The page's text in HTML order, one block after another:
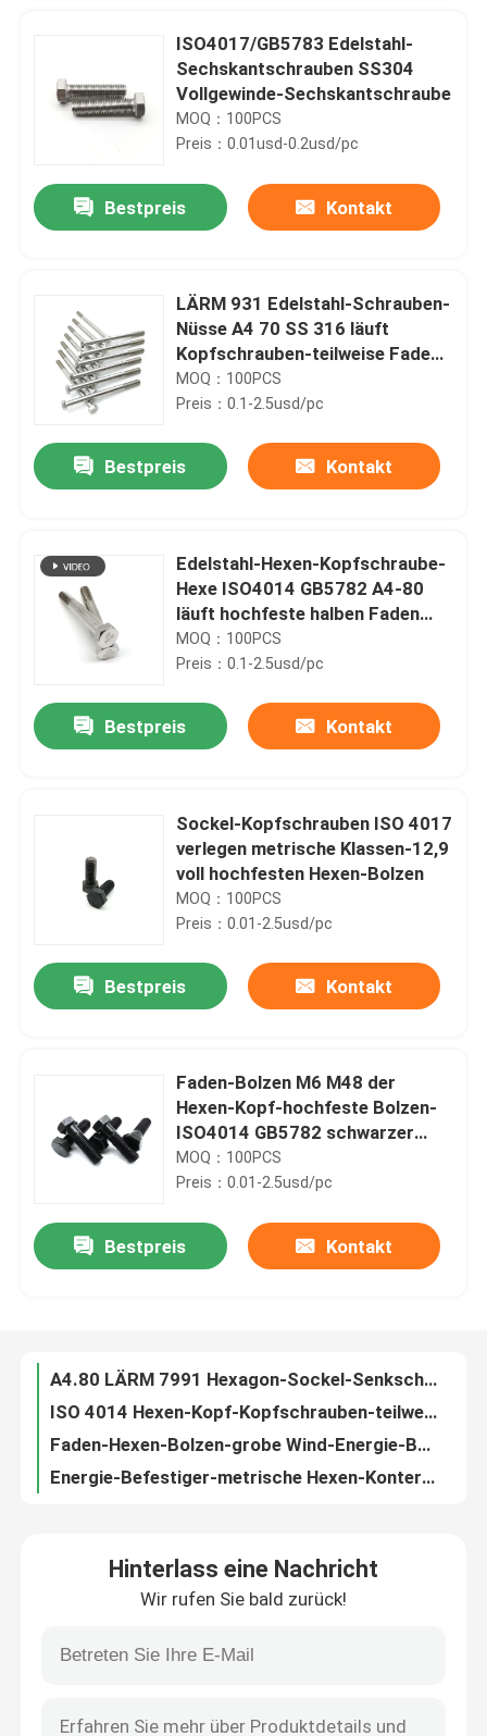
Produkte
Videos
Fabrik-Ausflug
Qualitätskontrolle
Fordern Sie ein Zitat
Edelstahl schraubt Nuss-Bolzen
Hochfeste Bolzen
ISO4017/GB5783 Edelstahl-
Sechskantschrauben SS304
Vollgewinde-Sechskantschraube
MOQ：100PCS
Preis：0.01usd-0.2usd/pc
Bestpreis Kontakt
LÄRM 931 Edelstahl-Schrauben-
Nüsse A4 70 SS 316 läuft
Kopfschrauben-teilweise Faden
der Hexen-M2x8 weg
MOQ：100PCS
Preis：0.1-2.5usd/pc
Bestpreis Kontakt
Edelstahl-Hexen-Kopfschraube-
Hexe ISO4014 GB5782 A4-80
läuft hochfeste halben Faden
weg
MOQ：100PCS
Preis：0.1-2.5usd/pc
Bestpreis Kontakt
Sockel-Kopfschrauben ISO 4017
verlegen metrische Klassen-12,9
voll hochfesten Hexen-Bolzen
MOQ：100PCS
Preis：0.01-2.5usd/pc
Bestpreis Kontakt
Faden-Bolzen M6 M48 der
Hexen-Kopf-hochfeste Bolzen-
ISO4014 GB5782 schwarzer
teilweiser der Klassen-10,9
MOQ：100PCS
Preis：0.01-2.5usd/pc
Bestpreis Kontakt
ISO 7093 Fender-Überformatwaschmaschine des Wind-Energie-Befestiger-flache Edelstahl-A4
LÄRM 6916 Baustahl-Waschmaschinen Wind-Energie-Befestiger Hochspg-Verbindungs-C45 HDG
LÄRM 7984 Automobilbolzen SS304 flache Haupthexagon-Sockel-Kopfschrauben
ISO 4161 Selbstfarbgrober voller Faden C45 der Hexen-Flansch-Nuss-M10
Hinterlass eine Nachricht
Wir rufen Sie bald zurück!